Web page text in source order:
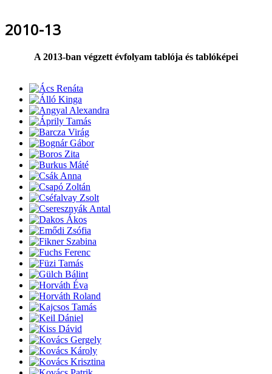
2010-13
A 2013-ban végzett évfolyam tablója és tablóképei